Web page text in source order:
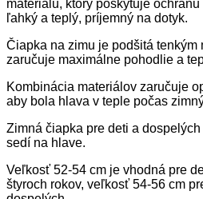
materiálu, ktorý poskytuje
ľahký a teplý, príjemný na dotyk.
Čiapka na zimu je podšitá tenkým
zaručuje maximálne pohodlie a
Kombinácia materiálov zaručuje
aby bola hlava v teple počas
Zimná čiapka pre deti a
sedí na hlave.
Veľkosť 52-54 cm je vhodná pre
štyroch rokov, veľkosť 54-56 cm